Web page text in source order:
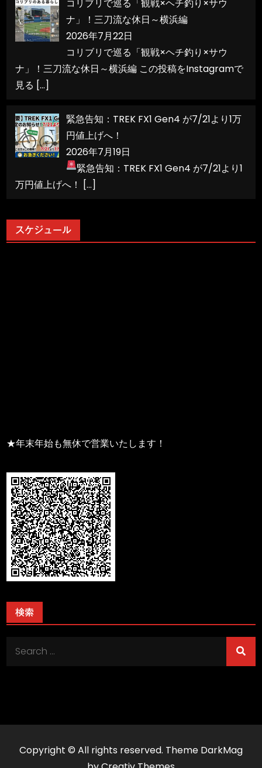
コリブリで巡る「観戦×ヘチ釣り×サウ
ナ」！三刀流な休日～横浜編
2026年7月22日
コリブリで巡る「観戦×ヘチ釣り×サウ
ナ」！三刀流な休日～横浜編 この投稿をInstagramで
見る […]
緊急告知：TREK FX1 Gen4 が7/21より1万
円値上げへ！
2026年7月19日
緊急告知：TREK FX1 Gen4 が7/21より1
万円値上げへ！
[…]
スケジュール
★年末年始も無休で営業いたします！
検索
Copyright © All rights reserved. Theme DarkMag